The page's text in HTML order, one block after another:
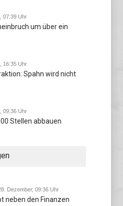
07:39 Uhr
um über ein
16:35 Uhr
Spahn wird nicht
09:36 Uhr
Stellen abbauen
Dezember, 09:36 Uhr
neben den Finanzen